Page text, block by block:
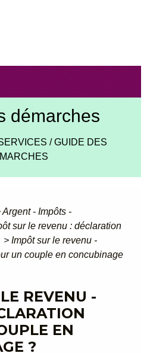
démarches
/GUIDE DES
Argent - Impôts -
sur le revenu : déclaration
> Impôt sur le revenu -
un couple en concubinage
REVENU -
EN
?